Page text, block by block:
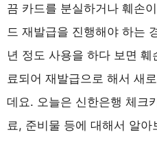
끔 카드를 분실하거나 훼손
드 재발급을 진행해야 하는
년 정도 사용을 하다 보면
료되어 재발급으로 해서 새
데요. 오늘은 신한은행 체크
료, 준비물 등에 대해서 알아